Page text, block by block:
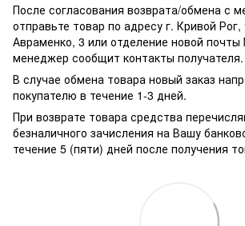
После согласования возврата/обмена с
отправьте товар по адресу г. Кривой Рог,
Авраменко, 3 или отделение новой
менеджер сообщит контакты получателя.
В случае обмена товара новый заказ
покупателю в течение 1-3 дней.
При возврате товара средства
безналичного зачисления на Вашу
течение 5 (пяти) дней после получения